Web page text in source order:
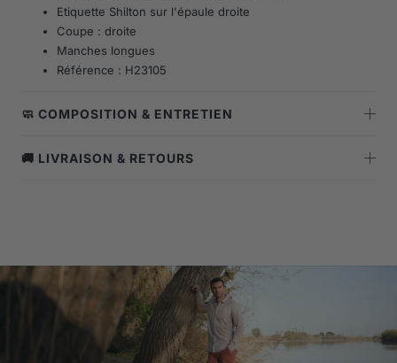
Etiquette Shilton sur l'épaule droite
Coupe : droite
Manches longues
Référence : H23105
🧼 COMPOSITION & ENTRETIEN
🚚 LIVRAISON & RETOURS